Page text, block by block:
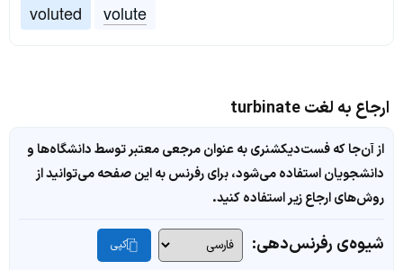
voluted
volute
ارجاع به لغت turbinate
از آن‌جا که فست‌دیکشنری به عنوان مرجعی معتبر توسط دانشگاه‌ها و
دانشجویان استفاده می‌شود، برای رفرنس به این صفحه می‌توانید از
روش‌های ارجاع زیر استفاده کنید.
شیوه‌ی رفرنس‌دهی: کپی